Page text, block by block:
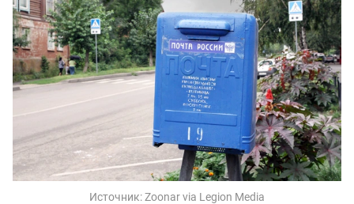
Источник:Zoonar via Legion Media